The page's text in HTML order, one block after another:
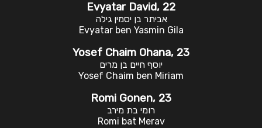
Evyatar David, 22
אביתר בן יסמין גילה
Evyatar ben Yasmin Gila
Yosef Chaim Ohana, 23
יוסף חיים בן מרים
Yosef Chaim ben Miriam
Romi Gonen, 23
רומי בת מירב
Romi bat Merav